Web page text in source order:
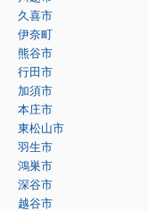
久喜市
伊奈町
熊谷市
行田市
加須市
本庄市
東松山市
羽生市
鴻巣市
深谷市
越谷市